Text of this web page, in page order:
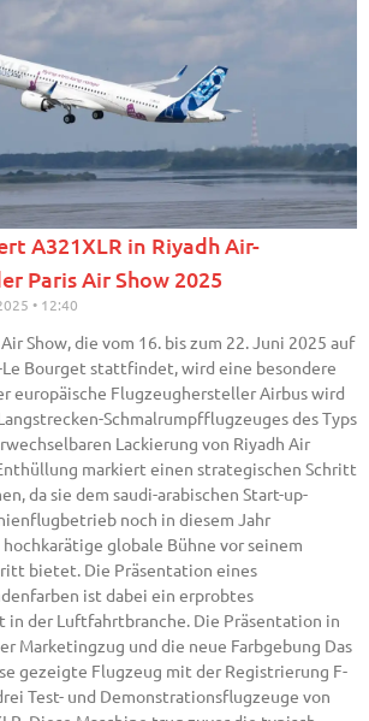
A321XLR in Riyadh Air-
Paris Air Show 2025
12:40
Show, die vom 16. bis zum 22. Juni 2025 auf
Bourget stattfindet, wird eine besondere
europäische Flugzeughersteller Airbus wird
Schmalrumpfflugzeuges des Typs
Lackierung von Riyadh Air
markiert einen strategischen Schritt
da sie dem saudi-arabischen Start-up-
noch in diesem Jahr
globale Bühne vor seinem
bietet. Die Präsentation eines
ist dabei ein erprobtes
der Luftfahrtbranche. Die Präsentation in
Marketingzug und die neue Farbgebung Das
gezeigte Flugzeug mit der Registrierung F-
Test- und Demonstrationsflugzeuge von